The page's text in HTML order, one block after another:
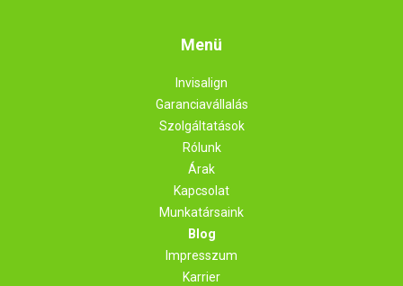
Menü
Invisalign
Garanciavállalás
Szolgáltatások
Rólunk
Árak
Kapcsolat
Munkatársaink
Blog
Impresszum
Karrier